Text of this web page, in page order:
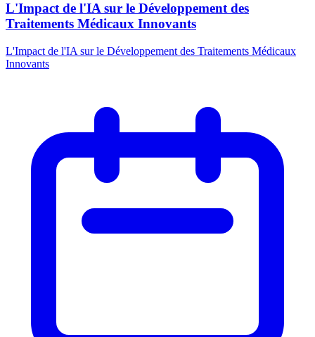
L'Impact de l'IA sur le Développement des
Traitements Médicaux Innovants
L'Impact de l'IA sur le Développement des Traitements Médicaux
Innovants